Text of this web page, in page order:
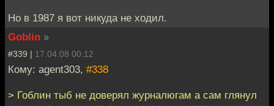
Но в 1987 я вот никуда не ходил.
Goblin »
#339 | 17.04.08 00:12
Кому: agent303, #338
> Гоблин тыб не доверял журналюгам а сам глянул